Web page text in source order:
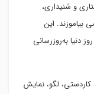
و شنیداری،
بیاموزند. این
دنیا به‌روزرسانی
کاردستی، لگو، نمایش